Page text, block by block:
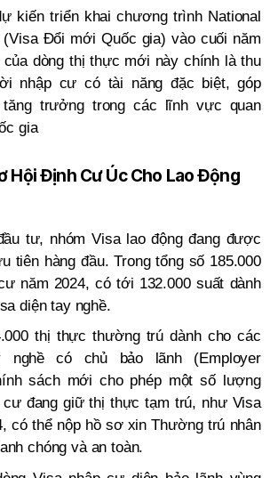
kiến triển khai chương trình National
(Visa Đổi mới Quốc gia) vào cuối năm
của dòng thị thực mới này chính là thu
nhập cư có tài năng đặc biệt, góp
tăng trưởng trong các lĩnh vực quan
gia
Hội Định Cư Úc Cho Lao Động
tư, nhóm Visa lao động đang được
tiên hàng đầu. Trong tổng số 185.000
năm 2024, có tới 132.000 suất dành
diện tay nghề.
thị thực thường trú dành cho các
nghề có chủ bảo lãnh (Employer
sách mới cho phép một số lượng
đang giữ thị thực tạm trú, như Visa
có thể nộp hồ sơ xin Thường trú nhân
chóng và an toàn.